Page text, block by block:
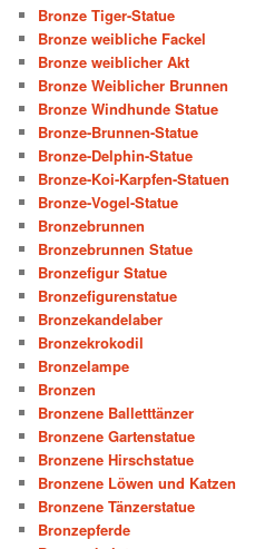
Bronze Tiger-Statue
Bronze weibliche Fackel
Bronze weiblicher Akt
Bronze Weiblicher Brunnen
Bronze Windhunde Statue
Bronze-Brunnen-Statue
Bronze-Delphin-Statue
Bronze-Koi-Karpfen-Statuen
Bronze-Vogel-Statue
Bronzebrunnen
Bronzebrunnen Statue
Bronzefigur Statue
Bronzefigurenstatue
Bronzekandelaber
Bronzekrokodil
Bronzelampe
Bronzen
Bronzene Balletttänzer
Bronzene Gartenstatue
Bronzene Hirschstatue
Bronzene Löwen und Katzen
Bronzene Tänzerstatue
Bronzepferde